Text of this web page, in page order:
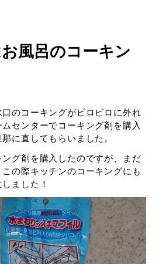
来店予約
調査ご依頼
風呂のコーキン
のコーキングがビロビロに外れ
センターでコーキング剤を購入
に直してもらいました。
グ剤を購入したのですが、まだ
の際キッチンのコーキングにも
ました！